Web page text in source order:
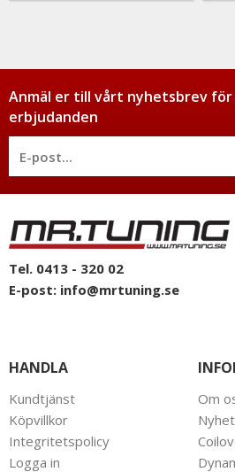
Anmäl er till vårt nyhetsbrev
erbjudanden
Tel. 0413 - 320 02
E-post: info@mrtuning.se
HANDLA
Kundtjänst
Köpvillkor
Integritetspolicy
Logga in
Om